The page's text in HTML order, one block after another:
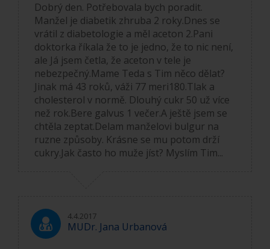
Dobrý den. Potřebovala bych poradit.
Manžel je diabetik zhruba 2 roky.Dnes se
vrátil z diabetologie a měl aceton 2.Pani
doktorka říkala že to je jedno, že to nic není,
ale Já jsem četla, že aceton v tele je
nebezpečný.Mame Teda s Tim něco dělat?
Jinak má 43 roků, váži 77 meri180.Tlak a
cholesterol v normě. Dlouhý cukr 50 už více
než rok.Bere galvus 1 večer.A ještě jsem se
chtěla zeptat.Delam manželovi bulgur na
ruzne způsoby. Krásne se mu potom drží
cukry.Jak často ho muže jíst? Myslím Tim...
4.4.2017
MUDr. Jana Urbanová